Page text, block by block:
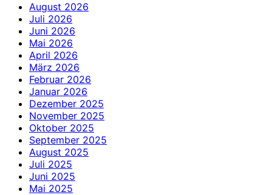
August 2026
Juli 2026
Juni 2026
Mai 2026
April 2026
März 2026
Februar 2026
Januar 2026
Dezember 2025
November 2025
Oktober 2025
September 2025
August 2025
Juli 2025
Juni 2025
Mai 2025